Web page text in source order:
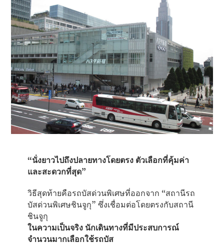
“นั่งยาวไปถึงปลายทางโดยตรง ตัวเลือกที่คุ้มค่า
และสะดวกที่สุด”
วิธีสุดท้ายคือรถบัสด่วนพิเศษที่ออกจาก “สถานีรถ
บัสด่วนพิเศษชินจูกุ” ซึ่งเชื่อมต่อโดยตรงกับสถานี
ชินจูกุ
ในความเป็นจริง นักเดินทางที่มีประสบการณ์
จำนวนมากเลือกใช้รถบัส